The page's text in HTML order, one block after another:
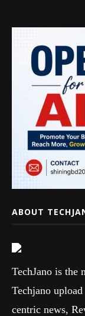
ABOUT
TechJano is the
Techjano
centric news,